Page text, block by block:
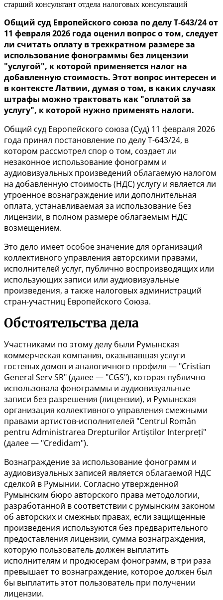
старший консультант отдела налоговых консультаций
Общий суд Европейского союза по делу T‑643/24 от
11 февраля 2026 года оценил вопрос о том, следует
ли считать оплату в трехкратном размере за
использование фонограммы без лицензии
"услугой", к которой применяется налог на
добавленную стоимость. Этот вопрос интересен и
в контексте Латвии, думая о том, в каких случаях
штрафы можно трактовать как "оплатой за
услугу", к которой нужно применять налоги.
Общий суд Европейского союза (Суд) 11 февраля 2026
года принял постановление по делу Т-643/24, в
котором рассмотрел спор о том, создает ли
незаконное использование фонограмм и
аудиовизуальных произведений облагаемую налогом
на добавленную стоимость (НДС) услугу и является ли
утроенное вознаграждение или дополнительная
оплата, устанавливаемая за использование без
лицензии, в полном размере облагаемым НДС
возмещением.
Это дело имеет особое значение для организаций
коллективного управления авторскими правами,
исполнителей услуг, публично воспроизводящих или
использующих записи или аудиовизуальные
произведения, а также налоговых администраций
стран-участниц Европейского Союза.
Обстоятельства дела
Участниками по этому делу были Румынская
коммерческая компания, оказывавшая услуги
гостевых домов и аналогичного профиля — "Cristian
General Serv SR" (далее — "CGS"), которая публично
использовала фонограммы и аудиовизуальные
записи без разрешения (лицензии), и Румынская
организация коллективного управления смежными
правами артистов-исполнителей "Centrul Român
pentru Administrarea Drepturilor Artiștilor Interpreți"
(далее — "Credidam").
Вознаграждение за использование фонограмм и
аудиовизуальных записей является облагаемой НДС
сделкой в Румынии. Согласно утвержденной
Румынским бюро авторского права методологии,
разработанной в соответствии с румынским законом
об авторских и смежных правах, если защищенные
произведения используются без предварительного
предоставления лицензии, сумма вознаграждения,
которую пользователь должен выплатить
исполнителям и продюсерам фонограмм, в три раза
превышает то вознаграждение, которое должен был
бы выплатить этот пользователь при получении
лицензии.